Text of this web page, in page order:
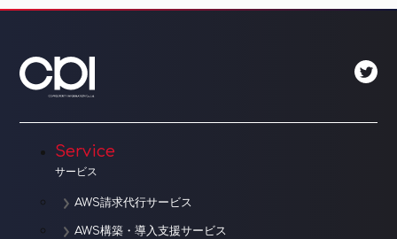
ビ
ゲ
ー
シ
ョ Service
サービス
AWS請求代行サービス
AWS構築・導入支援サービス